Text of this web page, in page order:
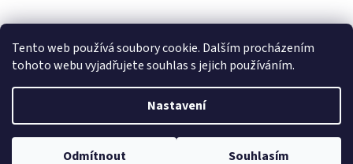
Tento web používá soubory cookie. Dalším procházením
tohoto webu vyjadřujete souhlas s jejich používáním.
Nastavení
Odmítnout Souhlasím
Vytvořil Shoptet
Copyright 2026Esence lásky . Všechna práva vyhrazena.